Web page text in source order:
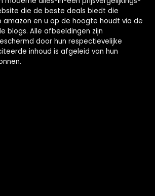
die de beste deals biedt die
amazon en u op de hoogte houdt via de
blogs. Alle afbeeldingen zijn
door hun respectievelijke
inhoud is afgeleid van hun